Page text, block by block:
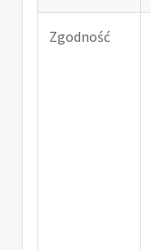
Zgodność